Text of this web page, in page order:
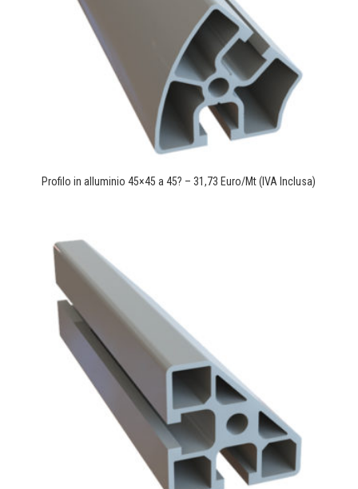
Profilo in alluminio 45×45 a 45? – 31,73 Euro/Mt (IVA Inclusa)